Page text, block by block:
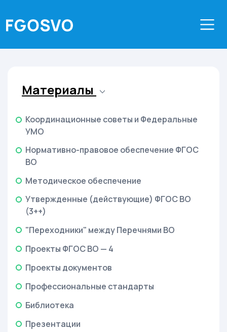
Материалы
Координационные советы и Федеральные
УМО
Нормативно-правовое обеспечение ФГОС
ВО
Методическое обеспечение
Утвержденные (действующие) ФГОС ВО
(3++)
"Переходники" между Перечнями ВО
Проекты ФГОС ВО — 4
Проекты документов
Профессиональные стандарты
Библиотека
Презентации